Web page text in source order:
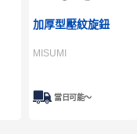
加厚型壓紋旋鈕
MISUMI
當日可能〜